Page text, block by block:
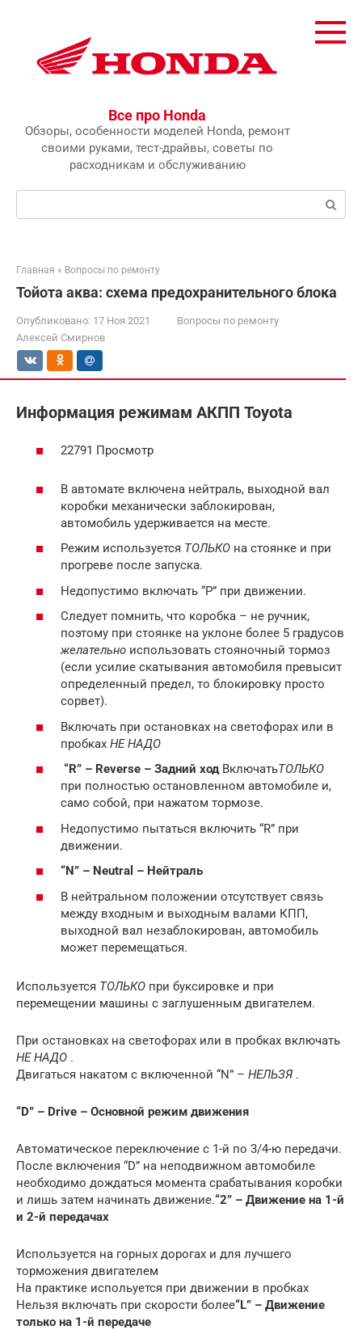
Все про Honda
Обзоры, особенности моделей Honda, ремонт
своими руками, тест-драйвы, советы по
расходникам и обслуживанию
Главная » Вопросы по ремонту
Тойота аква: схема предохранительного блока
Опубликовано: 17 Ноя 2021
Вопросы по ремонту
Алексей Смирнов
Информация режимам АКПП Toyota
22791 Просмотр
В автомате включена нейтраль, выходной вал
коробки механически заблокирован,
автомобиль удерживается на месте.
Режим используется ТОЛЬКО на стоянке и при
прогреве после запуска.
Недопустимо включать “P” при движении.
Следует помнить, что коробка – не ручник,
поэтому при стоянке на уклоне более 5 градусов
желательно использовать стояночный тормоз
(если усилие скатывания автомобиля превысит
определенный предел, то блокировку просто
сорвет).
Включать при остановках на светофорах или в
пробках НЕ НАДО
“R” – Reverse – Задний ходВключатьТОЛЬКО
при полностью остановленном автомобиле и,
само собой, при нажатом тормозе.
Недопустимо пытаться включить “R” при
движении.
“N” – Neutral – Нейтраль
В нейтральном положении отсутствует связь
между входным и выходным валами КПП,
выходной вал незаблокирован, автомобиль
может перемещаться.
Используется ТОЛЬКО при буксировке и при
перемещении машины с заглушенным двигателем.
При остановках на светофорах или в пробках включать
НЕ НАДО .
Двигаться накатом с включенной “N” – НЕЛЬЗЯ .
“D” – Drive – Основной режим движения
Автоматическое переключение с 1-й по 3/4-ю передачи.
После включения “D” на неподвижном автомобиле
необходимо дождаться момента срабатывания коробки
и лишь затем начинать движение.“2” – Движение на 1-й
и 2-й передачах
Используется на горных дорогах и для лучшего
торможения двигателем
На практике испольуется при движении в пробках
Нельзя включать при скорости более“L” – Движение
только на 1-й передаче